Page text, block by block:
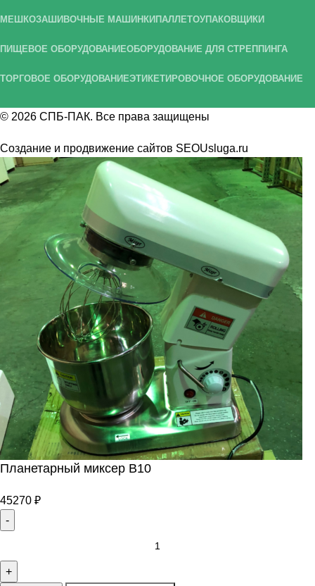
МЕШКОЗАШИВОЧНЫЕ МАШИНКИПАЛЛЕТОУПАКОВЩИКИ
ПИЩЕВОЕ ОБОРУДОВАНИЕОБОРУДОВАНИЕ ДЛЯ СТРЕППИНГА
ТОРГОВОЕ ОБОРУДОВАНИЕЭТИКЕТИРОВОЧНОЕ ОБОРУДОВАНИЕ
© 2026 СПБ-ПАК. Все права защищены
Создание и продвижение сайтов SEOUsluga.ru
Планетарный миксер В10
45270 ₽